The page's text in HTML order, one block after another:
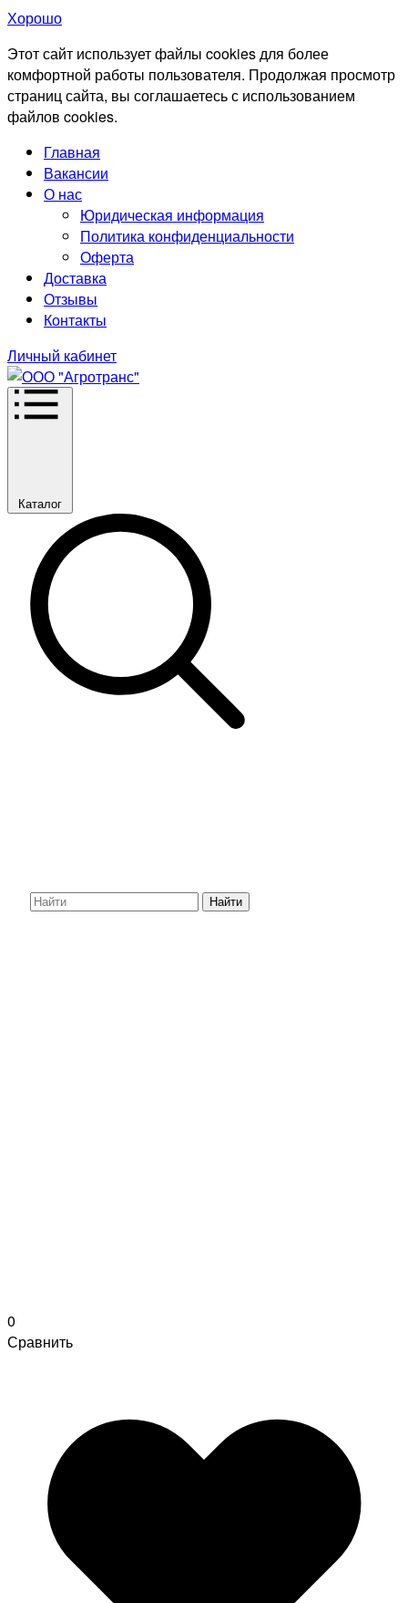
Хорошо
Этот сайт использует файлы cookies для более
комфортной работы пользователя. Продолжая просмотр
страниц сайта, вы соглашаетесь с использованием
файлов cookies.
Главная
Вакансии
О нас
Юридическая информация
Политика конфиденциальности
Оферта
Доставка
Отзывы
Контакты
Личный кабинет
Каталог
Найти
0
Сравнить